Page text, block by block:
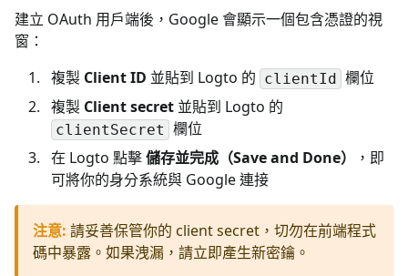
建立 OAuth 用戶端後，Google 會顯示一個包含憑證的視
窗：
複製 Client ID 並貼到 Logto 的 clientId 欄位
複製 Client secret 並貼到 Logto 的
clientSecret 欄位
在 Logto 點擊儲存並完成（Save and Done）
，即
可將你的身分系統與 Google 連接
注意: 請妥善保管你的 client secret，切勿在前端程式
碼中暴露。如果洩漏，請立即產生新密鑰。